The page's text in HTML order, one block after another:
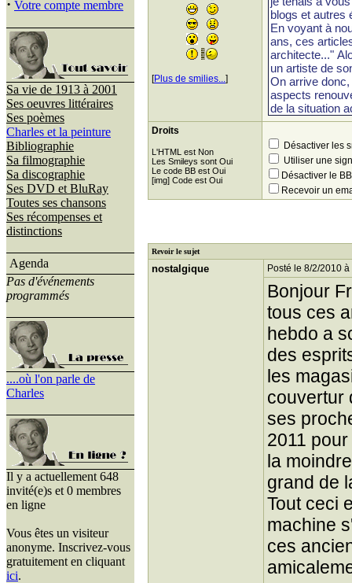
· Votre compte membre
Sa vie de 1913 à 2001
Ses oeuvres littéraires
Ses poèmes
Charles et la peinture
Bibliographie
Sa filmographie
Sa discographie
Ses DVD et BluRay
Toutes ses chansons
Ses récompenses et
distinctions
Agenda
Pas d'événements
programmés
....où l'on parle de
Charles
Il y a actuellement 648
invité(e)s et 0 membres
en ligne
Vous êtes un visiteur
anonyme. Inscrivez-vous
gratuitement en cliquant
ici.
[Plus de smilies...]
Droits
L'HTML est Non
Les Smileys sont Oui
Le code BB est Oui
[img] Code est Oui
Désactiver les
Utiliser une
Désactiver le
Recevoir un
Revoir le sujet
nostalgique Posté le 8/2/2010
Bonjour
tous ces
hebdo a
des
les
couvertur
ses
2011
la
grand de
Tout ceci
machine
ces